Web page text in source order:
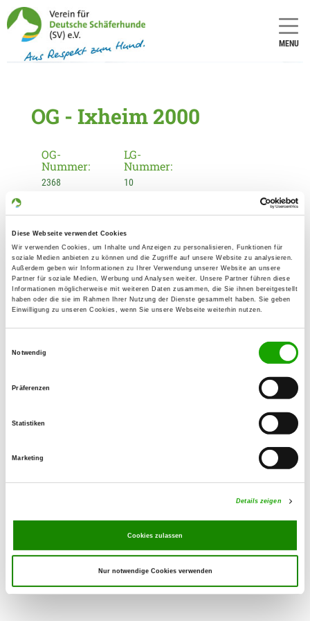
Diese Webseite verwendet Cookies
Wir verwenden Cookies, um Inhalte und Anzeigen zu personalisieren, Funktionen für
soziale Medien anbieten zu können und die Zugriffe auf unsere Website zu analysieren.
Außerdem geben wir Informationen zu Ihrer Verwendung unserer Website an unsere
Partner für soziale Medien, Werbung und Analysen weiter. Unsere Partner führen diese
Informationen möglicherweise mit weiteren Daten zusammen, die Sie ihnen bereitgestellt
haben oder die sie im Rahmen Ihrer Nutzung der Dienste gesammelt haben. Sie geben
Einwilligung zu unseren Cookies, wenn Sie unsere Webseite weiterhin nutzen.
Notwendig
Präferenzen
Statistiken
Marketing
Details zeigen
Cookies zulassen
Nur notwendige Cookies verwenden
MENU
OG - Ixheim 2000
OG-
Nummer:
2368
LG-
Nummer:
10
Ixheim 2000
Kontakt:
Harald Buchmann
Ahornweg 10
66482 Zweibrücken
Rimschweilerstr. 51
Telefon:
buchmannharald@aol.com
Homepage: